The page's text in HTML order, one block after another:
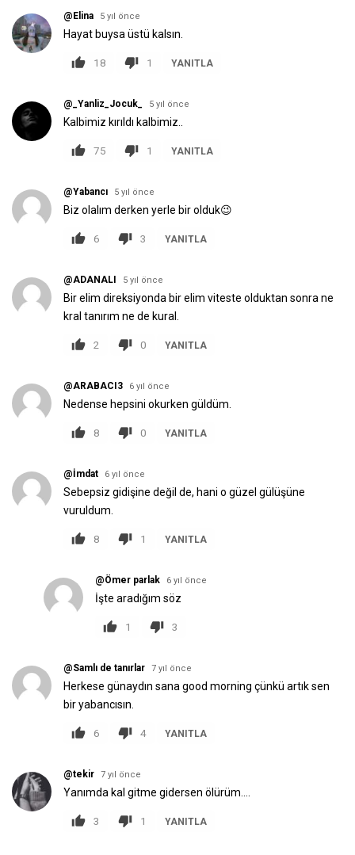
@Elina 5 yıl önce
Hayat buysa üstü kalsın.
18 1 YANITLA
@_Yanliz_Jocuk_ 5 yıl önce
Kalbimiz kırıldı kalbimiz..
75 1 YANITLA
@Yabancı 5 yıl önce
Biz olalım derken yerle bir olduk😉
6 3 YANITLA
@ADANALI 5 yıl önce
Bir elim direksiyonda bir elim viteste olduktan sonra ne
kral tanırım ne de kural.
2 0 YANITLA
@ARABACI3 6 yıl önce
Nedense hepsini okurken güldüm.
8 0 YANITLA
@İmdat 6 yıl önce
Sebepsiz gidişine değil de, hani o güzel gülüşüne
vuruldum.
8 1 YANITLA
@Ömer parlak 6 yıl önce
İşte aradığım söz
1 3
@Samlı de tanırlar 7 yıl önce
Herkese günaydın sana good morning çünkü artık sen
bir yabancısın.
6 4 YANITLA
@tekir 7 yıl önce
Yanımda kal gitme gidersen ölürüm....
3 1 YANITLA